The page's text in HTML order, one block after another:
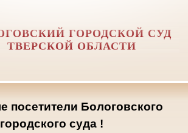
ГОРОДСКОЙ СУД
ТВЕРСКОЙ ОБЛАСТИ
посетители Бологовского
городского суда !